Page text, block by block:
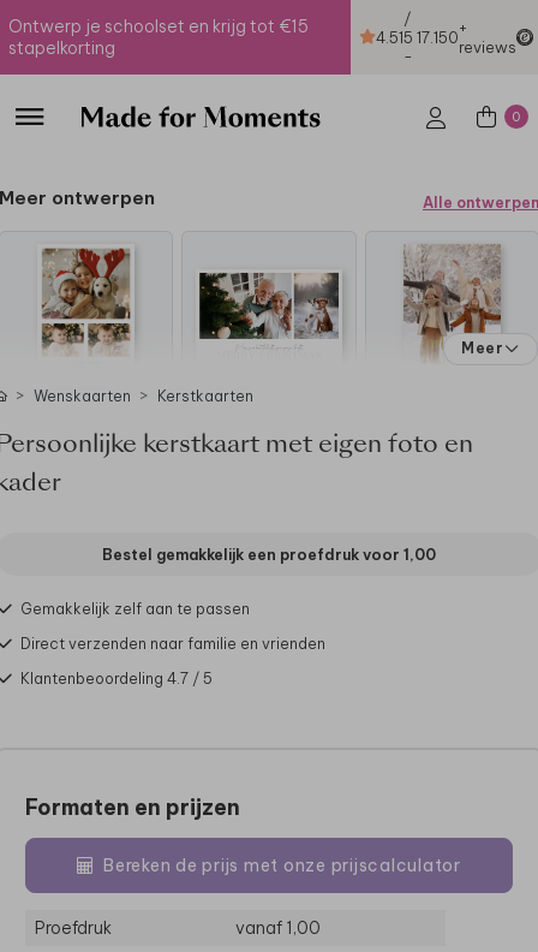
Ontwerp je schoolset en krijg tot €15
stapelkorting
4.51
/
5
-
17.150+
reviews
0
Meer ontwerpen Alle ontwerpen
Meer
Wenskaarten Kerstkaarten
kerstkaart met eigen foto en
Bestel gemakkelijk een proefdruk voor 1,00
Gemakkelijk zelf aan te passen
Direct verzenden naar familie en vrienden
Klantenbeoordeling 4.7 / 5
Formaten en prijzen
Bereken de prijs met onze prijscalculator
Proefdruk
vanaf 1,00